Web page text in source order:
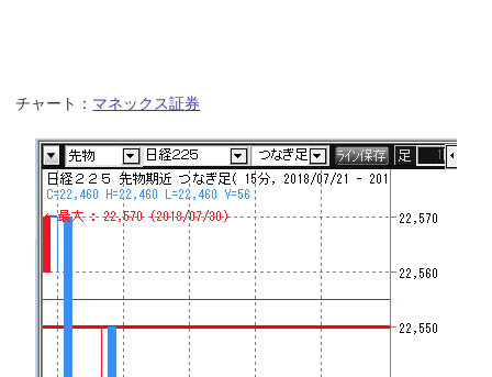
チャート： マネックス証券